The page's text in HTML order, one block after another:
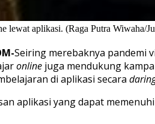
lewat aplikasi. (Raga Putra Wiwaha/
Seiring merebaknya pandemi
online juga mendukung
di aplikasi secara
aplikasi yang dapat